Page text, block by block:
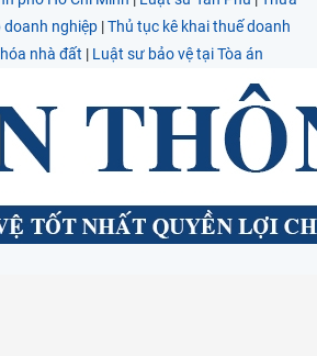
doanh nghiệp |Thủ tục kê khai thuế doanh
nhà đất | Luật sư bảo vệ tại Tòa án